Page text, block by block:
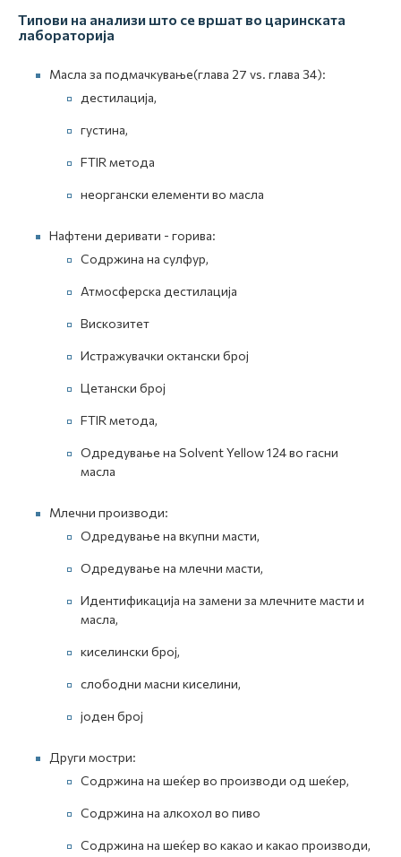
Типови на анализи што се вршат во царинската
лабораторија
Масла за подмачкување(глава 27 vs. глава 34):
дестилација,
густина,
FTIR метода
неоргански елементи во масла
Нафтени деривати - горива:
Содржина на сулфур,
Атмосферска дестилација
Вискозитет
Истражувачки октански број
Цетански број
FTIR метода,
Одредување на Solvent Yellow 124 во гасни
масла
Млечни производи:
Одредување на вкупни масти,
Одредување на млечни масти,
Идентификација на замени за млечните масти и
масла,
киселински број,
слободни масни киселини,
јоден број
Други мостри:
Содржина на шеќер во производи од шеќер,
Содржина на алкохол во пиво
Содржина на шеќер во какао и какао производи,